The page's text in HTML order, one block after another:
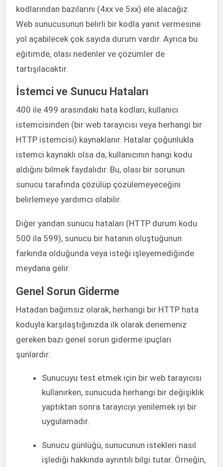
kodlarından bazılarını (4xx ve 5xx) ele alacağız.
Web sunucusunun belirli bir kodla yanıt vermesine
yol açabilecek çok sayıda durum vardır. Ayrıca bu
eğitimde, olası nedenler ve çözümler de
tartışılacaktır.
İstemci ve Sunucu Hataları
400 ile 499 arasındaki hata kodları, kullanıcı
istemcisinden (bir web tarayıcısı veya herhangi bir
HTTP istemcisi) kaynaklanır. Hatalar çoğunlukla
istemci kaynaklı olsa da, kullanıcının hangi kodu
aldığını bilmek faydalıdır. Bu, olası bir sorunun
sunucu tarafında çözülüp çözülemeyeceğini
belirlemeye yardımcı olabilir.
Diğer yandan sunucu hataları (HTTP durum kodu
500 ila 599), sunucu bir hatanın oluştuğunun
farkında olduğunda veya isteği işleyemediğinde
meydana gelir.
Genel Sorun Giderme
Hatadan bağımsız olarak, herhangi bir HTTP hata
koduyla karşılaştığınızda ilk olarak denemeniz
gereken bazı genel sorun giderme ipuçları
şunlardır:
Sunucuyu test etmek için bir web tarayıcısı
kullanırken, sunucuda herhangi bir değişiklik
yaptıktan sonra tarayıcıyı yenilemek iyi bir
uygulamadır.
Sunucu günlüğü, sunucunun istekleri nasıl
işlediği hakkında ayrıntılı bilgi tutar. Örneğin,